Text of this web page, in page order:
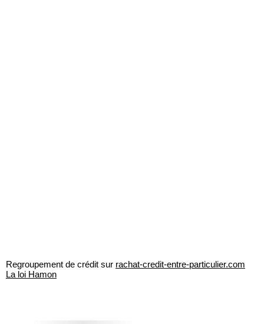
Regroupement de crédit sur rachat-credit-entre-particulier.com
La loi Hamon